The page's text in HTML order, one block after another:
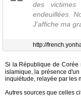
des victimes
endeuillées.
J’affiche ma
http://
Si la République de Corée
islamique, la présence
inquiétude, relayée par les
Autres sources que celles